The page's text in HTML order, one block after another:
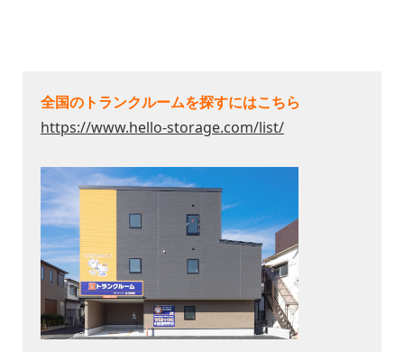
全国のトランクルームを探すにはこちら
https://www.hello-storage.com/list/